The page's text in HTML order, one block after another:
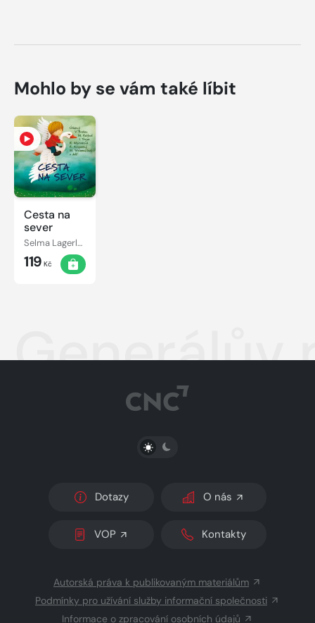
Mohlo by se vám také líbit
Cesta na
sever
Selma Lagerlöfová
119 Kč
Generálův
PŘEPNOUT SVĚTLÝ/TMAVÝ REŽIM
Dotazy O nás
VOP Kontakty
Autorská práva k publikovaným materiálům
Podmínky pro užívání služby informační společnosti
Informace o zpracování osobních údajů